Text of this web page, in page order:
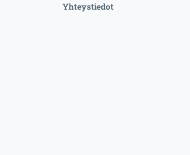
Yhteystiedot